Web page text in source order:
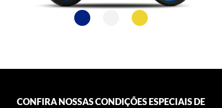
CONFIRA NOSSAS CONDIÇÕES ESPECIAIS DE